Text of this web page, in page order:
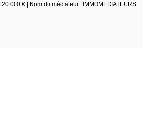
000 € | Nom du médiateur : IMMOMEDIATEURS